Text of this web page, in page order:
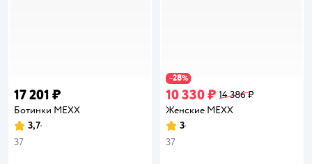
17 201 ₽
Ботинки MEXX
Рейтинг:
3,7
37
−28%
10 330 ₽ 14 386 ₽
Женские MEXX
Рейтинг:
3
37